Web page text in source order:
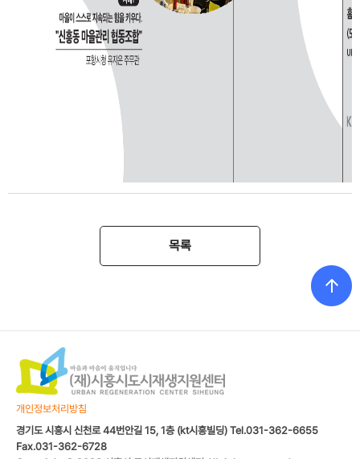
목록
개인정보처리방침
경기도 시흥시 신천로 44번안길 15, 1층 (kt시흥빌딩) Tel.031-362-6655
Fax.031-362-6728